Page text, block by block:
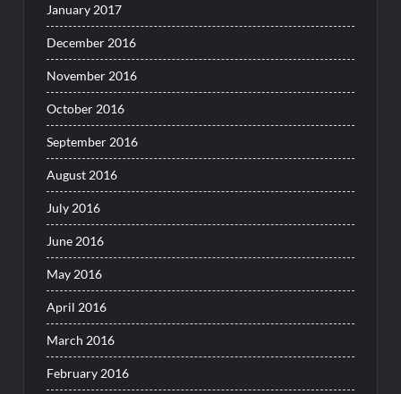
January 2017
December 2016
November 2016
October 2016
September 2016
August 2016
July 2016
June 2016
May 2016
April 2016
March 2016
February 2016